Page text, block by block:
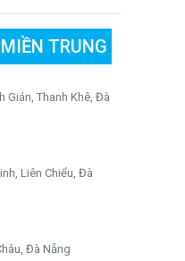
TRUNG
Gián, Thanh Khê, Đà
Liên Chiểu, Đà
Đà Nẵng